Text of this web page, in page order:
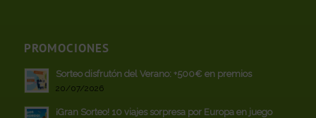
PROMOCIONES
Sorteo disfrutón del Verano: +500€ en premios
20/07/2026
¡Gran Sorteo! 10 viajes sorpresa por Europa en juego